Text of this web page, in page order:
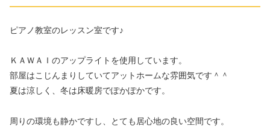
ピアノ教室のレッスン室です♪
ＫＡＷＡＩのアップライトを使用しています。
部屋はこじんまりしていてアットホームな雰囲気です＾＾
夏は涼しく、冬は床暖房でぽかぽかです。
周りの環境も静かですし、とても居心地の良い空間です。